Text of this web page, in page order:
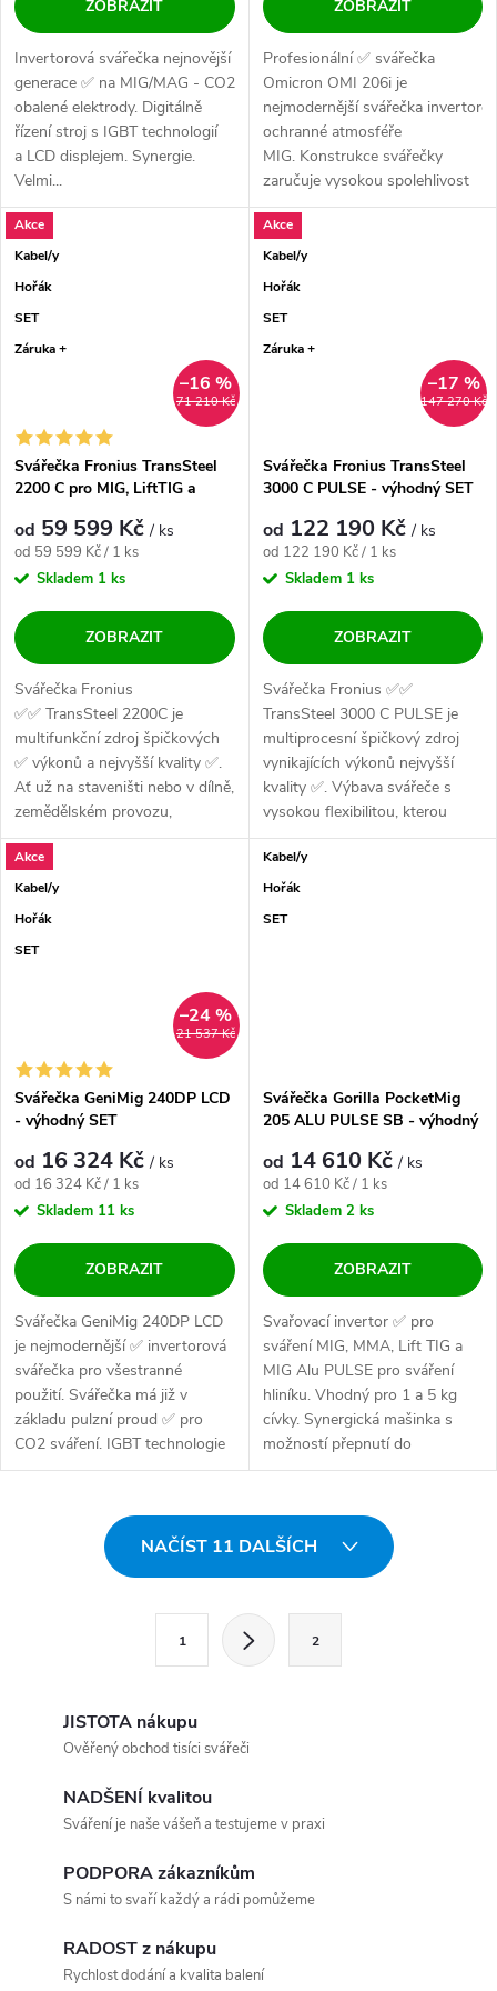
ZOBRAZIT
Invertorová svářečka nejnovější
generace ✅ na MIG/MAG - CO2, svařování i MMA -
obalené elektrody. Digitálně
řízení stroj s IGBT technologií
a LCD displejem. Synergie.
Velmi...
ZOBRAZIT
Profesionální ✅ svářečka
Omicron OMI 206i je
nejmodernější svářečka
ochranné atmosféře
MIG. Konstrukce svářečky
zaručuje vysokou spolehlivost
✅✅...
Akce
Kabel/y
Hořák
SET
Záruka +
71 210 Kč
–16 %
Svářečka Fronius TransSteel
2200 C pro MIG, LiftTIG a
od 59 599 Kč/ ks
Měrná cena:
od 59 599 Kč / 1 ks
Skladem 1 ks
ZOBRAZIT
Svářečka Fronius
✅✅ TransSteel 2200C je
multifunkční zdroj špičkových
✅ výkonů a nejvyšší kvality ✅.
Ať už na staveništi nebo v dílně,
zemědělském provozu,
kovozpracujícím...
Akce
Kabel/y
Hořák
SET
Záruka +
147 270 Kč
–17 %
Svářečka Fronius TransSteel
3000 C PULSE - výhodný SET
od 122 190 Kč/ ks
Měrná cena:
od 122 190 Kč / 1 ks
Skladem 1 ks
ZOBRAZIT
Svářečka Fronius ✅✅
TransSteel 3000 C PULSE je
multiprocesní špičkový zdroj
vynikajících výkonů nejvyšší
kvality ✅. Výbava svářeče s
vysokou flexibilitou, kterou
použije...
Akce
Kabel/y
Hořák
SET
21 537 Kč
–24 %
Svářečka GeniMig 240DP LCD
- výhodný SET
od 16 324 Kč/ ks
Měrná cena:
od 16 324 Kč / 1 ks
Skladem 11 ks
ZOBRAZIT
Svářečka GeniMig 240DP LCD
je nejmodernější ✅ invertorová
svářečka pro všestranné
použití. Svářečka má již v
základu pulzní proud ✅ pro
CO2 sváření. IGBT technologie
a kvalitní...
Kabel/y
Hořák
SET
Svářečka Gorilla PocketMig
205 ALU PULSE SB - výhodný
od 14 610 Kč/ ks
Měrná cena:
od 14 610 Kč / 1 ks
Skladem 2 ks
ZOBRAZIT
Svařovací invertor ✅ pro
sváření MIG, MMA, Lift TIG a
MIG Alu PULSE pro sváření
hliníku. Vhodný pro 1 a 5 kg
cívky. Synergická mašinka s
možností přepnutí do
manuálu....
Ovládací prvky výpisu
NAČÍST 11 DALŠÍCH
1 2
JISTOTA nákupu
Ověřený obchod tisíci svářeči
NADŠENÍ kvalitou
Sváření je naše vášeň a testujeme v praxi
PODPORA zákazníkům
S námi to svaří každý a rádi pomůžeme
RADOST z nákupu
Rychlost dodání a kvalita balení